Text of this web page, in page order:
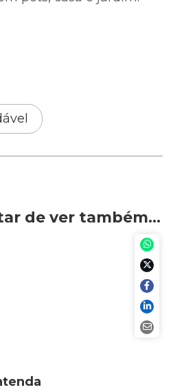
de ver também…